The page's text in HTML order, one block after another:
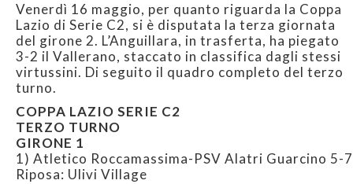
Venerdì 16 maggio, per quanto riguarda la Coppa
Lazio di Serie C2, si è disputata la terza giornata
del girone 2. L’Anguillara, in trasferta, ha piegato
3-2 il Vallerano, staccato in classifica dagli stessi
virtussini. Di seguito il quadro completo del terzo
turno.
COPPA LAZIO SERIE C2
TERZO TURNO
GIRONE 1
1) Atletico Roccamassima-PSV Alatri Guarcino 5-7
Riposa: Ulivi Village